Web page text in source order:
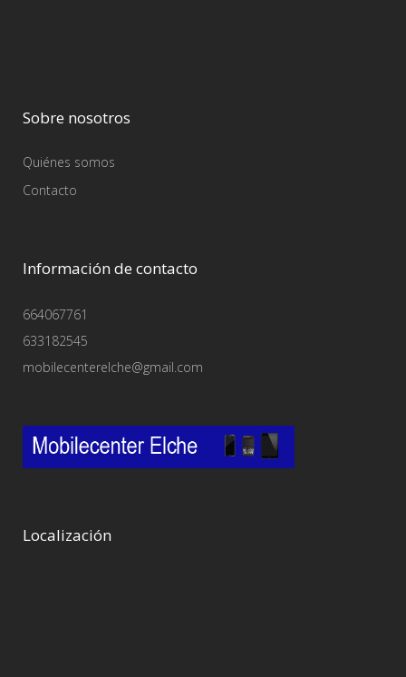
Sobre nosotros
Quiénes somos
Contacto
Información de contacto
664067761
633182545
mobilecenterelche@gmail.com
Localización